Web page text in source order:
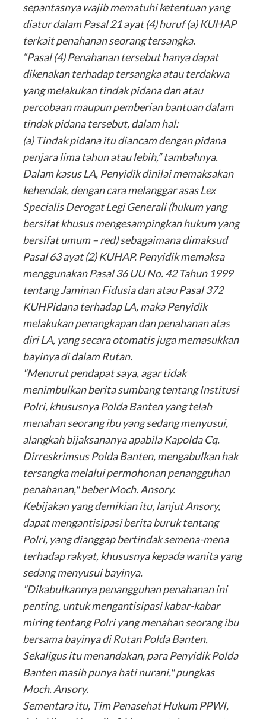
sepantasnya wajib mematuhi ketentuan yang
diatur dalam Pasal 21 ayat (4) huruf (a) KUHAP
terkait penahanan seorang tersangka.
“Pasal (4) Penahanan tersebut hanya dapat
dikenakan terhadap tersangka atau terdakwa
yang melakukan tindak pidana dan atau
percobaan maupun pemberian bantuan dalam
tindak pidana tersebut, dalam hal:
(a) Tindak pidana itu diancam dengan pidana
penjara lima tahun atau lebih,” tambahnya.
Dalam kasus LA, Penyidik dinilai memaksakan
kehendak, dengan cara melanggar asas Lex
Specialis Derogat Legi Generali (hukum yang
bersifat khusus mengesampingkan hukum yang
bersifat umum – red) sebagaimana dimaksud
Pasal 63 ayat (2) KUHAP. Penyidik memaksa
menggunakan Pasal 36 UU No. 42 Tahun 1999
tentang Jaminan Fidusia dan atau Pasal 372
KUHPidana terhadap LA, maka Penyidik
melakukan penangkapan dan penahanan atas
diri LA, yang secara otomatis juga memasukkan
bayinya di dalam Rutan.
"Menurut pendapat saya, agar tidak
menimbulkan berita sumbang tentang Institusi
Polri, khususnya Polda Banten yang telah
menahan seorang ibu yang sedang menyusui,
alangkah bijaksananya apabila Kapolda Cq.
Dirreskrimsus Polda Banten, mengabulkan hak
tersangka melalui permohonan penangguhan
penahanan," beber Moch. Ansory.
Kebijakan yang demikian itu, lanjut Ansory,
dapat mengantisipasi berita buruk tentang
Polri, yang dianggap bertindak semena-mena
terhadap rakyat, khususnya kepada wanita yang
sedang menyusui bayinya.
"Dikabulkannya penangguhan penahanan ini
penting, untuk mengantisipasi kabar-kabar
miring tentang Polri yang menahan seorang ibu
bersama bayinya di Rutan Polda Banten.
Sekaligus itu menandakan, para Penyidik Polda
Banten masih punya hati nurani," pungkas
Moch. Ansory.
Sementara itu, Tim Penasehat Hukum PPWI,